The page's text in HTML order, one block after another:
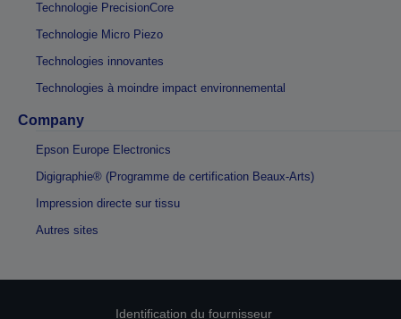
Technologie PrecisionCore
Technologie Micro Piezo
Technologies innovantes
Technologies à moindre impact environnemental
Company
Epson Europe Electronics
Digigraphie® (Programme de certification Beaux-Arts)
Impression directe sur tissu
Autres sites
Identification du fournisseur